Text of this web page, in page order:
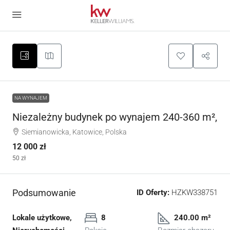
NA WYNAJEM
Niezależny budynek po wynajem 240-360 m²,
Siemianowicka, Katowice, Polska
12 000 zł
50 zł
Podsumowanie ID Oferty: HZKW338751
Lokale użytkowe,
8
240.00 m²